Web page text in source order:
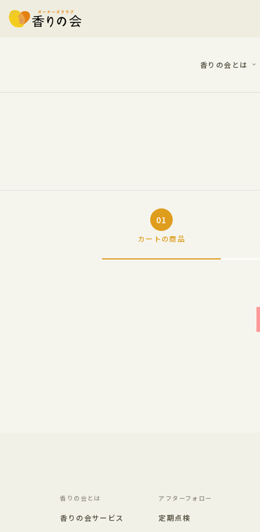
香りの会とは
01
カートの商品
香りの会とは
香りの会サービス
アフターフォロー
定期点検